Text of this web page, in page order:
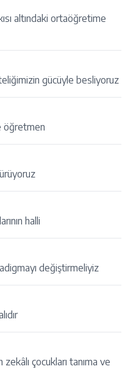
altındaki ortaöğretime
gücüyle besliyoruz
öğretmen
halli
değiştirmeliyiz
çocukları tanıma ve